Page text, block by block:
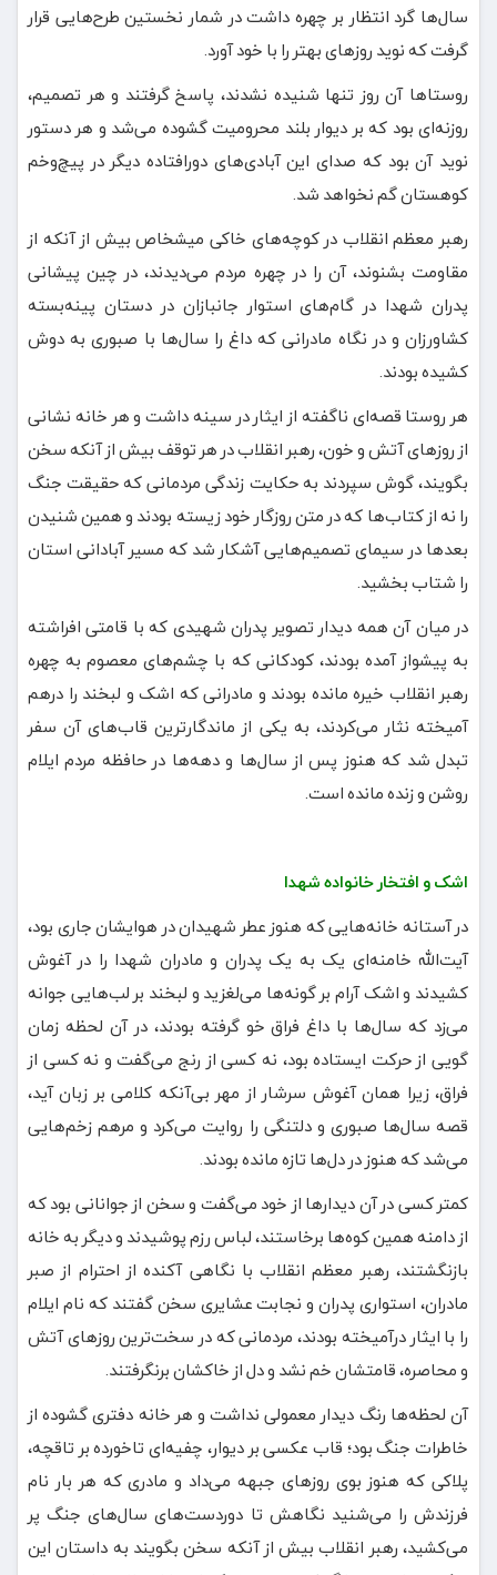
سال‌ها گرد انتظار بر چهره داشت در شمار نخستین طرح‌هایی قرار
گرفت که نوید روزهای بهتر را با خود آورد.
روستاها آن روز تنها شنیده نشدند، پاسخ گرفتند و هر تصمیم،
روزنه‌ای بود که بر دیوار بلند محرومیت گشوده می‌شد و هر دستور
نوید آن بود که صدای این آبادی‌های دورافتاده دیگر در پیچ‌وخم
کوهستان گم نخواهد شد.
رهبر معظم انقلاب در کوچه‌های خاکی میشخاص بیش از آنکه از
مقاومت بشنوند، آن را در چهره مردم می‌دیدند، در چین پیشانی
پدران شهدا در گام‌های استوار جانبازان در دستان پینه‌بسته
کشاورزان و در نگاه مادرانی که داغ را سال‌ها با صبوری به دوش
کشیده بودند.
هر روستا قصه‌ای ناگفته از ایثار در سینه داشت و هر خانه نشانی
از روزهای آتش و خون، رهبر انقلاب در هر توقف بیش از آنکه سخن
بگویند، گوش سپردند به حکایت زندگی مردمانی که حقیقت جنگ
را نه از کتاب‌ها که در متن روزگار خود زیسته بودند و همین شنیدن
بعدها در سیمای تصمیم‌هایی آشکار شد که مسیر آبادانی استان
را شتاب بخشید.
در میان آن همه دیدار تصویر پدران شهیدی که با قامتی افراشته
به پیشواز آمده بودند، کودکانی که با چشم‌های معصوم به چهره
رهبر انقلاب خیره مانده بودند و مادرانی که اشک و لبخند را درهم
آمیخته نثار می‌کردند، به یکی از ماندگارترین قاب‌های آن سفر
تبدل شد که هنوز پس از سال‌ها و دهه‌ها در حافظه مردم ایلام
روشن و زنده مانده است.
اشک و افتخار خانواده شهدا
در آستانه خانه‌هایی که هنوز عطر شهیدان در هوایشان جاری بود،
آیت‌الله خامنه‌ای یک‌ به‌ یک پدران و مادران شهدا را در آغوش
کشیدند و اشک آرام بر گونه‌ها می‌لغزید و لبخند بر لب‌هایی جوانه
می‌زد که سال‌ها با داغ فراق خو گرفته بودند، در آن لحظه زمان
گویی از حرکت ایستاده بود، نه کسی از رنج می‌گفت و نه کسی از
فراق، زیرا همان آغوش سرشار از مهر بی‌آنکه کلامی بر زبان آید،
قصه سال‌ها صبوری و دلتنگی را روایت می‌کرد و مرهم زخم‌هایی
می‌شد که هنوز در دل‌ها تازه مانده بودند.
کمتر کسی در آن دیدارها از خود می‌گفت و سخن از جوانانی بود که
از دامنه همین کوه‌ها برخاستند، لباس رزم پوشیدند و دیگر به خانه
بازنگشتند، رهبر معظم انقلاب با نگاهی آکنده از احترام از صبر
مادران، استواری پدران و نجابت عشایری سخن گفتند که نام ایلام
را با ایثار درآمیخته بودند، مردمانی که در سخت‌ترین روزهای آتش
و محاصره، قامتشان خم نشد و دل از خاکشان برنگرفتند.
آن لحظه‌ها رنگ دیدار معمولی نداشت و هر خانه دفتری گشوده از
خاطرات جنگ بود؛ قاب عکسی بر دیوار، چفیه‌ای تاخورده بر تاقچه،
پلاکی که هنوز بوی روزهای جبهه می‌داد و مادری که هر بار نام
فرزندش را می‌شنید نگاهش تا دوردست‌های سال‌های جنگ پر
می‌کشید، رهبر انقلاب بیش از آنکه سخن بگویند به داستان این